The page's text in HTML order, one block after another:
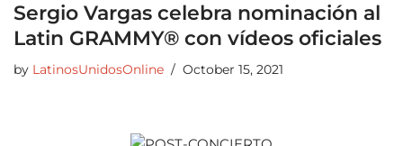
Sergio Vargas celebra nominación al
Latin GRAMMY® con vídeos oficiales
by LatinosUnidosOnline October 15, 2021